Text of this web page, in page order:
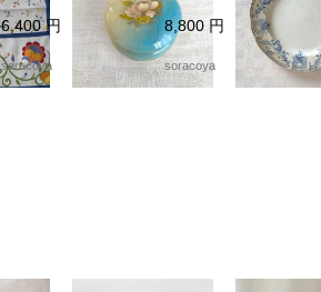
ア製 天然石 花プリ
ント
6,400円
soracoya
レリーフ デザート
19twm84-2
8,800円
soracoya